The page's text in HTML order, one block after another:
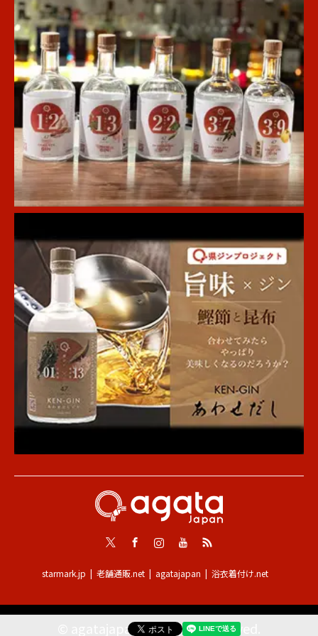
InstagramYoutube
RSS
starmark.jp 老舗通販.net agatajapan 浴衣着付け.net
agatajapan. All Rights Reserved.